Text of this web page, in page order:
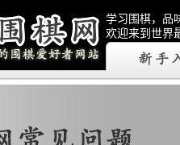
学习围棋，品
欢迎来到世界